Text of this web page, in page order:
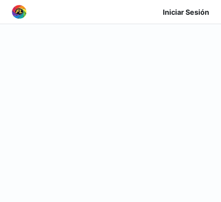
Iniciar Sesión